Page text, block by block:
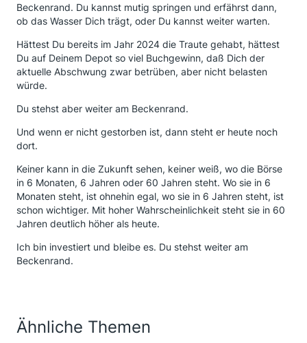
Beckenrand. Du kannst mutig springen und erfährst dann,
ob das Wasser Dich trägt, oder Du kannst weiter warten.
Hättest Du bereits im Jahr 2024 die Traute gehabt, hättest
Du auf Deinem Depot so viel Buchgewinn, daß Dich der
aktuelle Abschwung zwar betrüben, aber nicht belasten
würde.
Du stehst aber weiter am Beckenrand.
Und wenn er nicht gestorben ist, dann steht er heute noch
dort.
Keiner kann in die Zukunft sehen, keiner weiß, wo die Börse
in 6 Monaten, 6 Jahren oder 60 Jahren steht. Wo sie in 6
Monaten steht, ist ohnehin egal, wo sie in 6 Jahren steht, ist
schon wichtiger. Mit hoher Wahrscheinlichkeit steht sie in 60
Jahren deutlich höher als heute.
Ich bin investiert und bleibe es. Du stehst weiter am
Beckenrand.
Ähnliche Themen